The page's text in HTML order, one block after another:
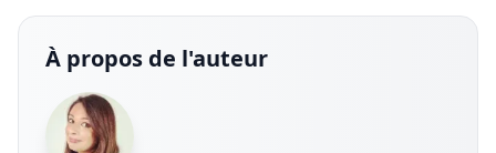
À propos de l'auteur